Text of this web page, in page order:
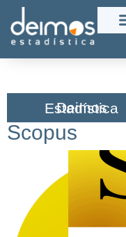
Deimos Estadística​
Scopus